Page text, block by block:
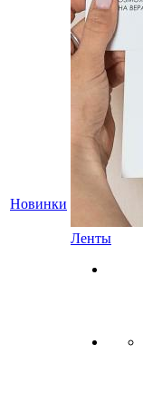
Новинки
Ленты